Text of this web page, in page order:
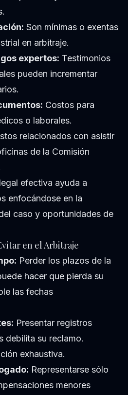
Son mínimas o exentas
en arbitraje.
expertos: Testimonios
pueden incrementar
Costos para
o laborales.
relacionados con asistir
de la Comisión
efectiva ayuda a
enfocándose en la
caso y oportunidades de
en el Arbitraje
Perder los plazos de la
hacer que pierda su
las fechas
Presentar registros
debilita su reclamo.
exhaustiva.
Representarse sólo
menores